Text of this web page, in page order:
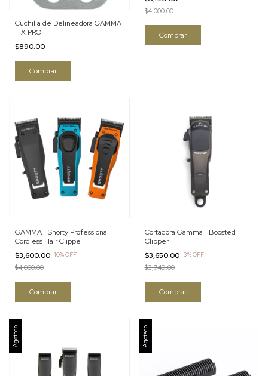
Cuchilla de Delineadora GAMMA
+ X PRO
$890.00
$4,000.00
GAMMA+ Shorty Professional
Cordless Hair Clippe
$3,600.00 -10%OFF
$4,000.00
Cortadora Gamma+ Boosted
Clipper
$3,650.00 -3%OFF
$3,749.00
Agotado Agotado